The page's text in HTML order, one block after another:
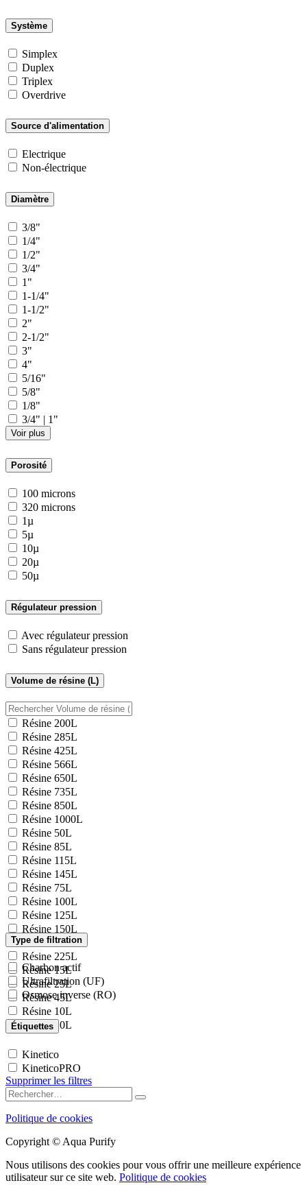
Système
Simplex
Duplex
Triplex
Overdrive
Source d'alimentation
Electrique
Non-électrique
Diamètre
3/8"
1/4"
1/2"
3/4"
1"
1-1/4"
1-1/2"
2"
2-1/2"
3"
4"
5/16"
5/8"
1/8"
3/4" | 1"
Voir plus
Porosité
100 microns
320 microns
1µ
5µ
10µ
20µ
50µ
Régulateur pression
Avec régulateur pression
Sans régulateur pression
Volume de résine (L)
Résine 200L
Résine 285L
Résine 425L
Résine 566L
Résine 650L
Résine 735L
Résine 850L
Résine 1000L
Résine 50L
Résine 85L
Résine 115L
Résine 145L
Résine 75L
Résine 100L
Résine 125L
Résine 150L
Résine 175L
Résine 225L
Résine 15L
Résine 25L
Résine 45L
Résine 10L
Résine 20L
Type de filtration
Charbon actif
Ultrafiltration (UF)
Osmose inverse (RO)
Étiquettes
Kinetico
KineticoPRO
Supprimer les filtres
Politique de cookies
Copyright © Aqua Purify
Nous utilisons des cookies pour vous offrir une meilleure expérience
utilisateur sur ce site web. Politique de cookies